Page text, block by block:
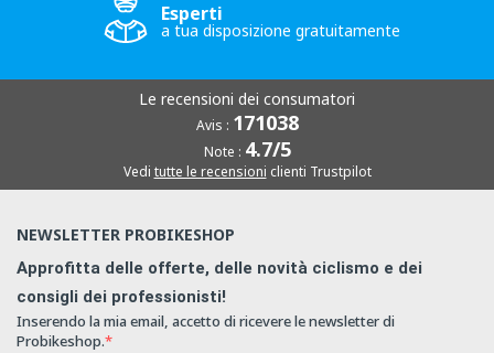
Esperti
a tua disposizione gratuitamente
Le recensioni dei consumatori
Avis : 171038
Note : 4.7/5
Vedi tutte le recensioni clienti Trustpilot
NEWSLETTER PROBIKESHOP
Approfitta delle offerte, delle novità ciclismo e dei
consigli dei professionisti!
Inserendo la mia email, accetto di ricevere le newsletter di
Probikeshop.